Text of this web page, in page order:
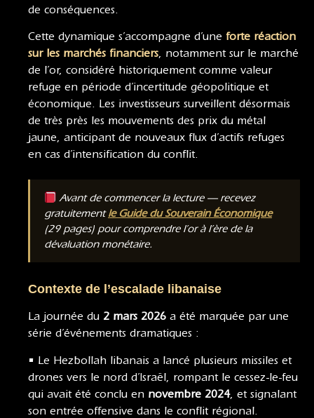
de conséquences.
Cette dynamique s’accompagne d’une forte réaction
sur les marchés financiers, notamment sur le marché
de l’or, considéré historiquement comme valeur
refuge en période d’incertitude géopolitique et
économique. Les investisseurs surveillent désormais
de très près les mouvements des prix du métal
jaune, anticipant de nouveaux flux d’actifs refuges
en cas d’intensification du conflit.
Avant de commencer la lecture — recevez
gratuitementle Guide du Souverain Économique
(29 pages) pour comprendre l’or à l’ère de la
dévaluation monétaire.
Contexte de l’escalade libanaise
La journée du 2 mars 2026 a été marquée par une
série d’événements dramatiques :
• Le Hezbollah libanais a lancé plusieurs missiles et
drones vers le nord d’Israël, rompant le cessez-le-feu
qui avait été conclu en novembre 2024, et signalant
son entrée offensive dans le conflit régional.